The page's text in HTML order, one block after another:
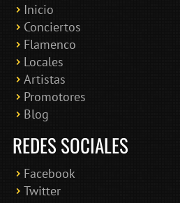
Inicio
Conciertos
Flamenco
Locales
Artistas
Promotores
Blog
REDES SOCIALES
Facebook
Twitter